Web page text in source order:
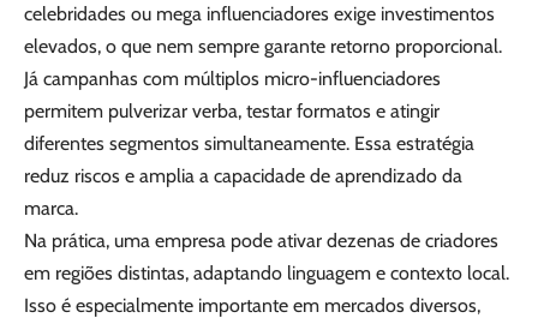
celebridades ou mega influenciadores exige investimentos
elevados, o que nem sempre garante retorno proporcional.
Já campanhas com múltiplos micro-influenciadores
permitem pulverizar verba, testar formatos e atingir
diferentes segmentos simultaneamente. Essa estratégia
reduz riscos e amplia a capacidade de aprendizado da
marca.
Na prática, uma empresa pode ativar dezenas de criadores
em regiões distintas, adaptando linguagem e contexto local.
Isso é especialmente importante em mercados diversos,